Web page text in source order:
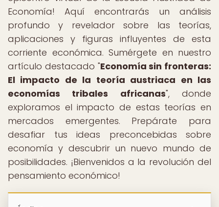
Economía! Aquí encontrarás un análisis
profundo y revelador sobre las teorías,
aplicaciones y figuras influyentes de esta
corriente económica. Sumérgete en nuestro
artículo destacado "Economía sin fronteras:
El impacto de la teoría austriaca en las
economías tribales africanas", donde
exploramos el impacto de estas teorías en
mercados emergentes. Prepárate para
desafiar tus ideas preconcebidas sobre
economía y descubrir un nuevo mundo de
posibilidades. ¡Bienvenidos a la revolución del
pensamiento económico!